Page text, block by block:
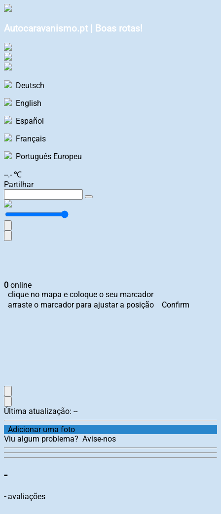
Autocaravanismo.pt | Boas rotas!
Deutsch
English
Español
Français
Português Europeu
--.- ℃
Partilhar
0 online
clique no mapa e coloque o seu marcador
arraste o marcador para ajustar a posição
Confirm
Última atualização: --
Adicionar uma foto
Viu algum problema? Avise-nos
-
-avaliações